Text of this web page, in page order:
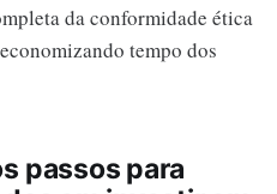
da conformidade ética
tempo dos
passos para